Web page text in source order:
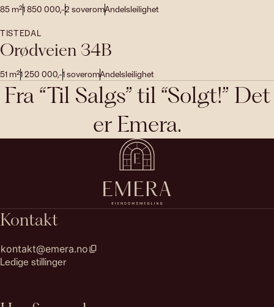
85 m²1 850 000,-2 soveromAndelsleilighet
TISTEDAL
Orødveien 34B
51 m²1 250 000,-1soveromAndelsleilighet
Fra “Til Salgs” til “Solgt!” Det
er Emera.
Kontakt
kontakt@emera.no
Ledige stillinger